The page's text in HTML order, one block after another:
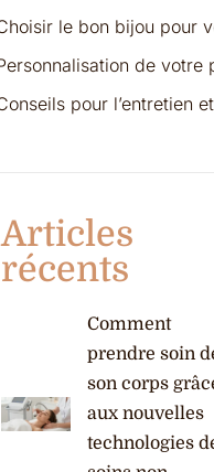
Articles
récents
Comment
prendre soin
son corps
aux nouvelles
technologies